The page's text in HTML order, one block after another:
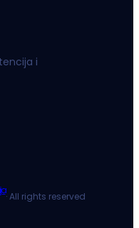
i
· All rights reserved